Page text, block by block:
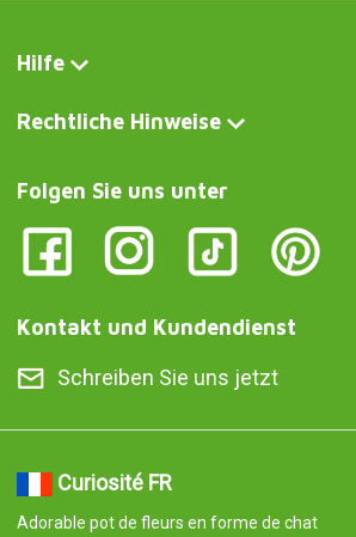
Hilfe
Rechtliche Hinweise
Folgen Sie uns unter
Kontakt und Kundendienst
Schreiben Sie uns jetzt
Curiosité FR
Adorable pot de fleurs en forme de chat